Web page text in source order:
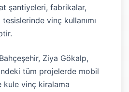
şantiyeleri, fabrikalar,
vinç kullanımı
Ziya Gökalp,
tüm projelerde mobil
kule vinç kiralama